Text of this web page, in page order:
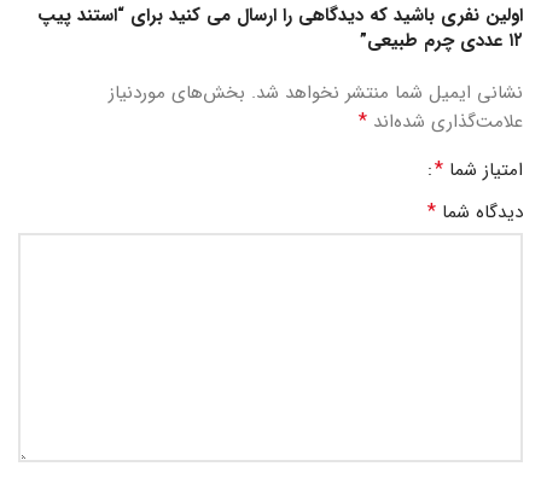
اولین نفری باشید که دیدگاهی را ارسال می کنید برای “استند پیپ
۱۲ عددی چرم طبیعی”
نشانی ایمیل شما منتشر نخواهد شد. بخش‌های موردنیاز
علامت‌گذاری شده‌اند *
امتیاز شما *
دیدگاه شما *